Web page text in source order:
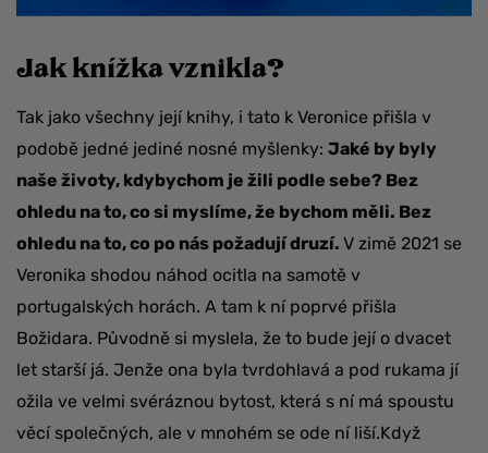
Jak knížka vznikla?
Tak jako všechny její knihy, i tato k Veronice přišla v
podobě jedné jediné nosné myšlenky: Jaké by byly
naše životy, kdybychom je žili podle sebe? Bez
ohledu na to, co si myslíme, že bychom měli. Bez
ohledu na to, co po nás požadují druzí. V zimě 2021 se
Veronika shodou náhod ocitla na samotě v
portugalských horách. A tam k ní poprvé přišla
Božidara. Původně si myslela, že to bude její o dvacet
let starší já. Jenže ona byla tvrdohlavá a pod rukama jí
ožila ve velmi svéráznou bytost, která s ní má spoustu
věcí společných, ale v mnohém se ode ní liší.Když